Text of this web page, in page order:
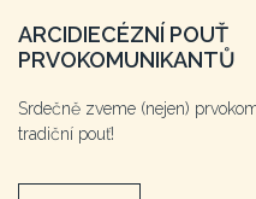
ARCIDIECÉZNÍ POUŤ
PRVOKOMUNIKANTŮ
Srdečně zveme (nejen)
tradiční pouť!